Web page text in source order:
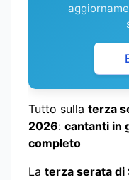
Tutto sulla terza
2026: cantanti in
completo
La terza serata di